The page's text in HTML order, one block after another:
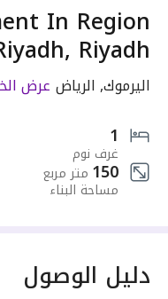
In Region
Riyadh
اليرموك, الرياض عرض
1
غرف نوم
150 متر مربع
مساحة البناء
دليل الوصول